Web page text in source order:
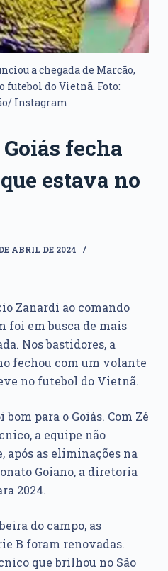
a chegada de Marcão,
futebol do Vietnã. Foto:
Instagram
fecha
estava no
ABRIL DE 2024
Zanardi ao comando
foi em busca de mais
Nos bastidores, a
fechou com um volante
no futebol do Vietnã.
para o Goiás. Com Zé
a equipe não
após as eliminações na
Goiano, a diretoria
2024.
do campo, as
B foram renovadas.
que brilhou no São